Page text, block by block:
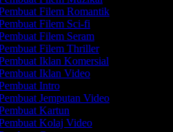
Filem Romantik
Filem Sci-fi
Filem Seram
Filem Thriller
Iklan Komersial
Iklan Video
Intro
Jemputan Video
Kartun
Kolaj Video